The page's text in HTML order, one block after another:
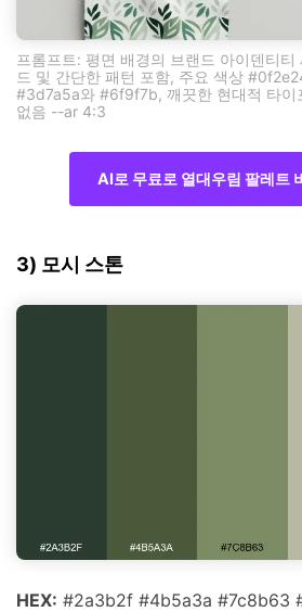
프롬프트: 평면 배경의 브랜드 아이덴티티
드 및 간단한 패턴 포함, 주요 색상
#3d7a5a와 #6f9f7b, 깨끗한 현대적 타이
없음 --ar 4:3
AI로 무료로 열대우림 팔레트
3) 모시 스톤
HEX: #2a3b2f #4b5a3a #7c8b63